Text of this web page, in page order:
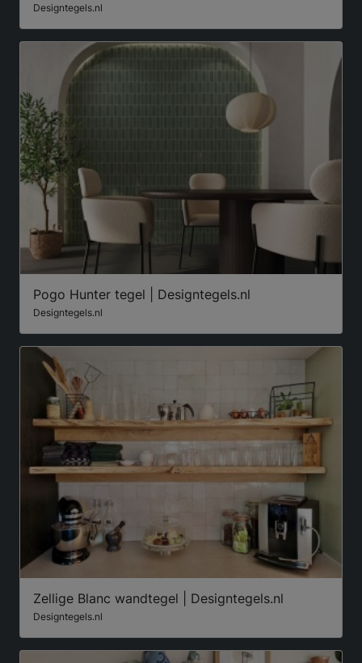
Designtegels.nl
Pogo Hunter tegel | Designtegels.nl
Designtegels.nl
Zellige Blanc wandtegel | Designtegels.nl
Designtegels.nl